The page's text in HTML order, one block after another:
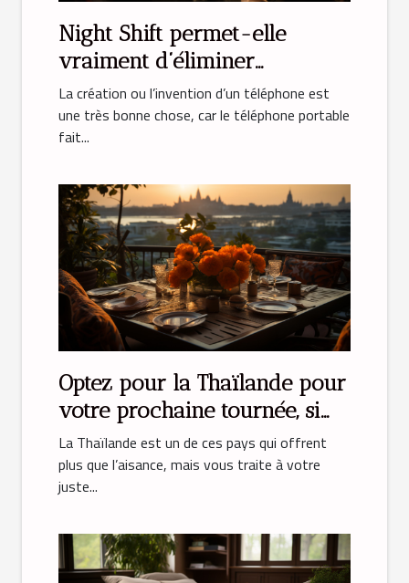
Night Shift permet-elle
vraiment d’éliminer
l’émission de lumière bleue ?
La création ou l’invention d’un téléphone est
une très bonne chose, car le téléphone portable
fait...
Optez pour la Thaïlande pour
votre prochaine tournée, si
vous rêvez vous installer
dans un appartement
splendide !
La Thaïlande est un de ces pays qui offrent
plus que l’aisance, mais vous traite à votre
juste...